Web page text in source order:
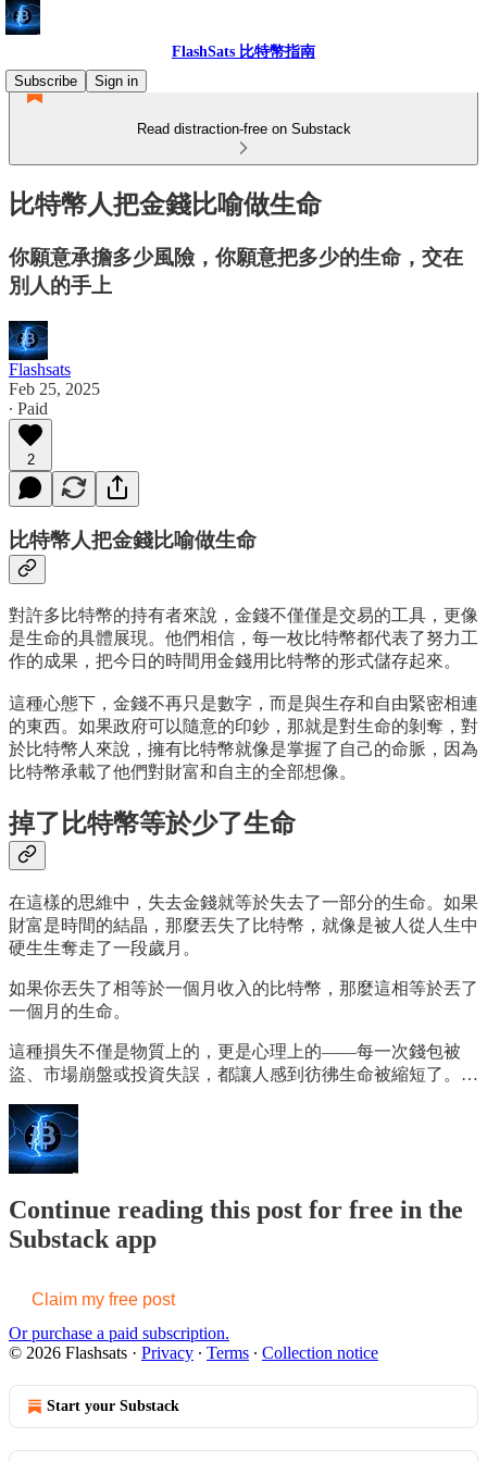
FlashSats 比特幣指南
Subscribe
Sign in
Read distraction-free on Substack
比特幣人把金錢比喻做生命
你願意承擔多少風險，你願意把多少的生命，交在
別人的手上
Flashsats
Feb 25, 2025
∙ Paid
2
比特幣人把金錢比喻做生命
對許多比特幣的持有者來說，金錢不僅僅是交易的工具，更像
是生命的具體展現。他們相信，每一枚比特幣都代表了努力工
作的成果，把今日的時間用金錢用比特幣的形式儲存起來。
這種心態下，金錢不再只是數字，而是與生存和自由緊密相連
的東西。如果政府可以隨意的印鈔，那就是對生命的剝奪，對
於比特幣人來說，擁有比特幣就像是掌握了自己的命脈，因為
比特幣承載了他們對財富和自主的全部想像。
掉了比特幣等於少了生命
在這樣的思維中，失去金錢就等於失去了一部分的生命。如果
財富是時間的結晶，那麼丟失了比特幣，就像是被人從人生中
硬生生奪走了一段歲月。
如果你丟失了相等於一個月收入的比特幣，那麼這相等於丟了
一個月的生命。
這種損失不僅是物質上的，更是心理上的——每一次錢包被
盜、市場崩盤或投資失誤，都讓人感到彷彿生命被縮短了。…
Continue reading this post for free in the
Substack app
Claim my free post
Or purchase a paid subscription.
© 2026 Flashsats · Privacy ∙ Terms ∙ Collection notice
Start your Substack